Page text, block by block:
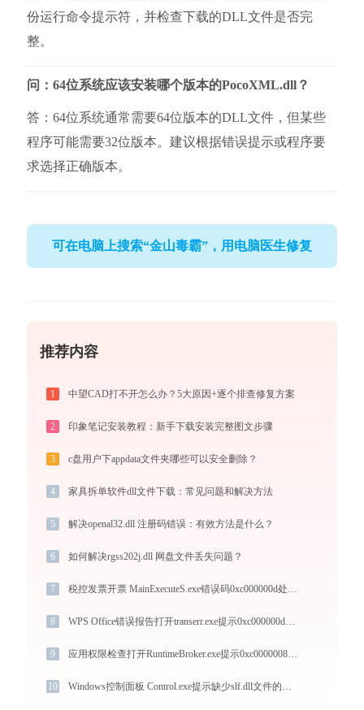
份运行命令提示符，并检查下载的DLL文件是否完
整。
问：64位系统应该安装哪个版本的PocoXML.dll？
答：64位系统通常需要64位版本的DLL文件，但某些
程序可能需要32位版本。建议根据错误提示或程序要
求选择正确版本。
可在电脑上搜索“金山毒霸”，用电脑医生修复
推荐内容
1 中望CAD打不开怎么办？5大原因+逐个排查修复方案
2 印象笔记安装教程：新手下载安装完整图文步骤
3 c盘用户下appdata文件夹哪些可以安全删除？
4 家具拆单软件dll文件下载：常见问题和解决方法
5 解决openal32.dll 注册码错误：有效方法是什么？
6 如何解决rgss202j.dll 网盘文件丢失问题？
7
8 WPS Office错误报告打开transerr.exe提示0xc000000d错误码怎么办
9 应用权限检查打开RuntimeBroker.exe提示0xc0000008错误码怎么办
10